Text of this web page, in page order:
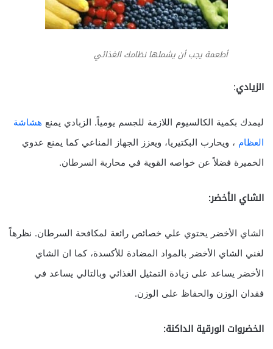
أطعمة يجب أن يشملها نظامك الغذائي
الزيادي:
ليمدك بكمية الكالسيوم اللازمة للجسم يومياً. الزبادي يمنع هشاشة
العظام ، ويحارب البكتيريا، ويعزز الجهاز المناعي كما يمنع عدوي
الخميرة فضلاً عن خواصه القوية في محاربة السرطان.
الشاي الأخضر:
الشاي الأخضر يحتوي علي خصائص رائعة لمكافحة السرطان. نظرهاً
لغني الشاي الأخضر بالمواد المضادة للأكسدة، كما ان الشاي
الأخضر يساعد على زيادة التمثيل الغذائي وبالتالي يساعد في
فقدان الوزن والحفاظ على الوزن.
الخضروات الورقية الداكنة: